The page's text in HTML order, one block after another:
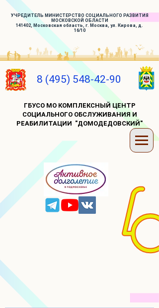
УЧРЕДИТЕЛЬ МИНИСТЕРСТВО СОЦИАЛЬНОГО РАЗВИТИЯ
МОСКОВСКОЙ ОБЛАСТИ
141402, Московская область, г. Москва, ул. Кирова, д.
16/10
8 (495) 548-42-90
ГБУСО МО КОМПЛЕКСНЫЙ ЦЕНТР
СОЦИАЛЬНОГО ОБСЛУЖИВАНИЯ И
РЕАБИЛИТАЦИИ "ДОМОДЕДОВСКИЙ"